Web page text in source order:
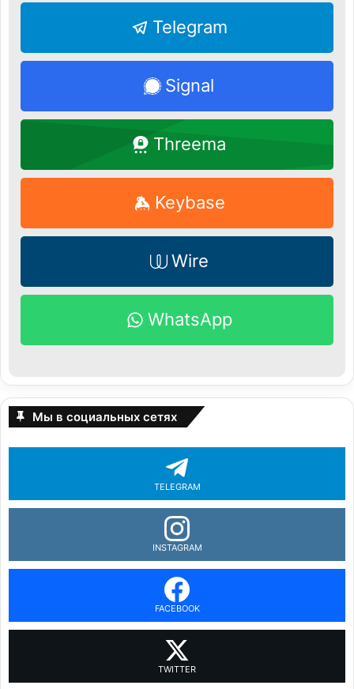
Telegram
Signal
Threema
Keybase
Wire
WhatsApp
Мы в социальных сетях
TELEGRAM
INSTAGRAM
FACEBOOK
TWITTER